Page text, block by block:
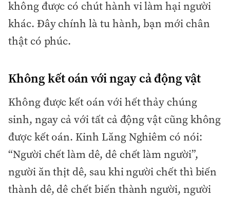
không được có chút hành vi làm hại người
khác. Đây chính là tu hành, bạn mới chân
thật có phúc.
Không kết oán với ngay cả động vật
Không được kết oán với hết thảy chúng
sinh, ngay cả với tất cả động vật cũng không
được kết oán. Kinh Lăng Nghiêm có nói:
“Người chết làm dê, dê chết làm người”,
người ăn thịt dê, sau khi người chết thì biến
thành dê, dê chết biến thành người, người